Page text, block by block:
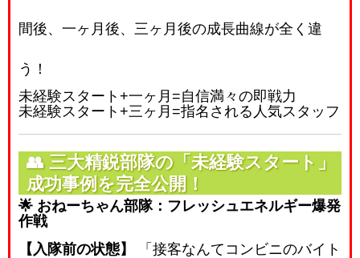
間後、一ヶ月後、三ヶ月後の成長曲線が全く違
う！
未経験スタート +一ヶ月 =自信満々の即戦力
未経験スタート +三ヶ月 =指名される人気スタッフ
👥 三大精鋭部隊の「未経験スタート」
成功事例を完全公開！
🌟 おねーちゃん部隊：フレッシュエネルギー爆発
作戦
【入隊前の状態】
「接客なんてコンビニのバイト